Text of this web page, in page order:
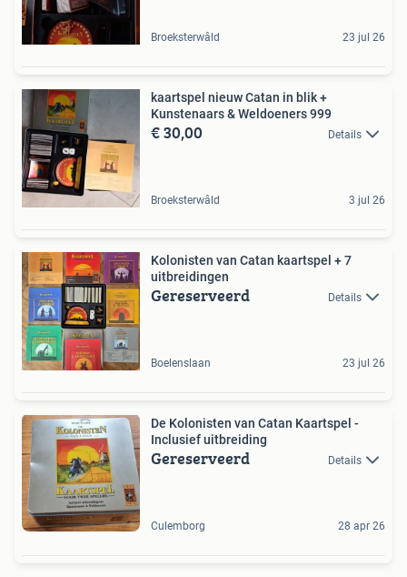
Broeksterwâld 23 jul 26
kaartspel nieuw Catan in blik +
Kunstenaars & Weldoeners 999
€ 30,00 Details
Broeksterwâld 3 jul 26
Kolonisten van Catan kaartspel + 7
uitbreidingen
Gereserveerd Details
Boelenslaan 23 jul 26
De Kolonisten van Catan Kaartspel -
Inclusief uitbreiding
Gereserveerd Details
Culemborg 28 apr 26